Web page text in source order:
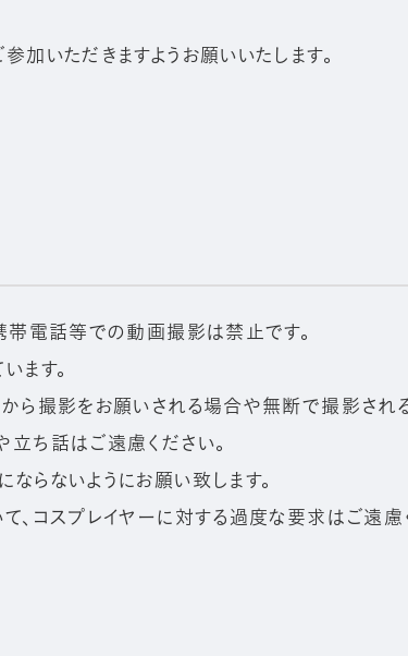
加いただきますようお願いいたします。
帯電話等での動画撮影は禁止です。
ます。
ら撮影をお願いされる場合や無断で撮影され
ち話はご遠慮ください。
らないようにお願い致します。
、コスプレイヤーに対する過度な要求はご遠慮